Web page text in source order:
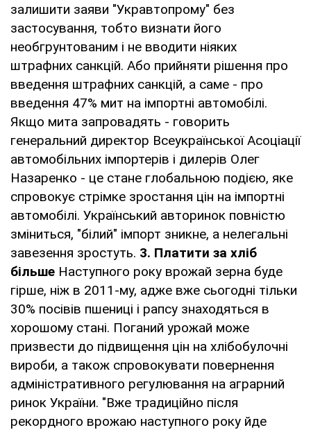
залишити заяви "Укравтопрому" без
застосування, тобто визнати його
необгрунтованим і не вводити ніяких
штрафних санкцій. Або прийняти рішення про
введення штрафних санкцій, а саме - про
введення 47% мит на імпортні автомобілі.
Якщо мита запровадять - говорить
генеральний директор Всеукраїнської Асоціації
автомобільних імпортерів і дилерів Олег
Назаренко - це стане глобальною подією, яке
спровокує стрімке зростання цін на імпортні
автомобілі. Український авторинок повністю
зміниться, "білий" імпорт зникне, а нелегальні
завезення зростуть. 3. Платити за хліб
більше Наступного року врожай зерна буде
гірше, ніж в 2011-му, адже вже сьогодні тільки
30% посівів пшениці і рапсу знаходяться в
хорошому стані. Поганий урожай може
призвести до підвищення цін на хлібобулочні
вироби, а також спровокувати повернення
адміністративного регулювання на аграрний
ринок України. "Вже традиційно після
рекордного врожаю наступного року йде